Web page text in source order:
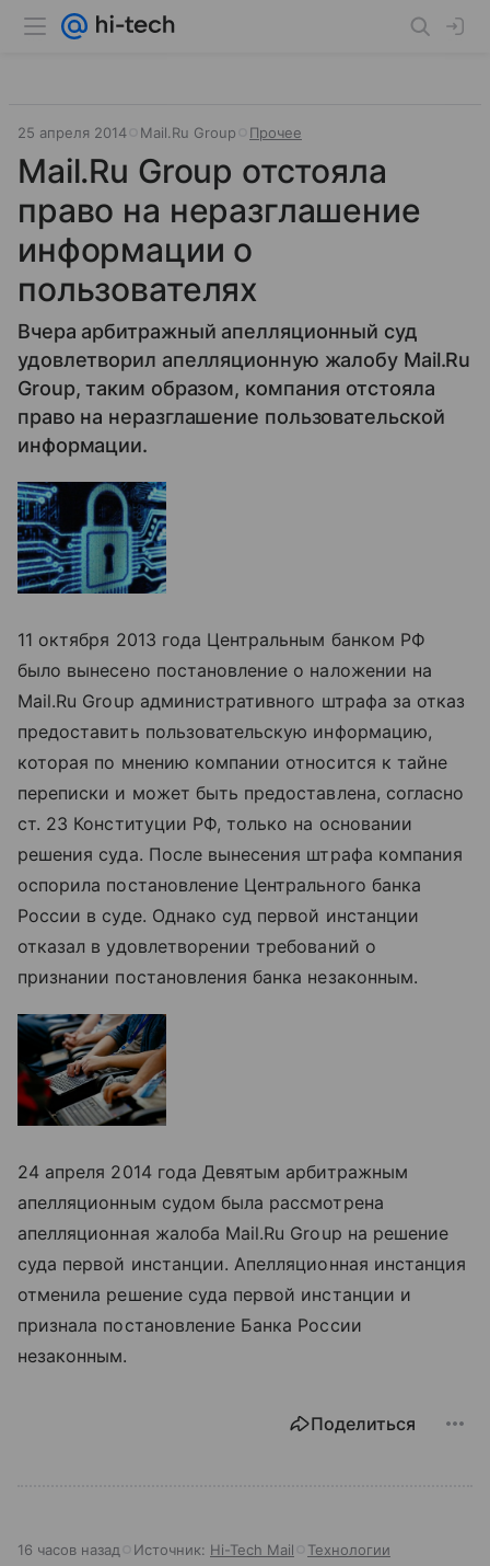
25 апреля 2014 Mail.Ru Group Прочее
Mail.Ru Group отстояла
право на неразглашение
информации о
пользователях
Вчера арбитражный апелляционный суд
удовлетворил апелляционную жалобу Mail.Ru
Group, таким образом, компания отстояла
право на неразглашение пользовательской
информации.
11 октября 2013 года Центральным банком РФ
было вынесено постановление о наложении на
Mail.Ru Group административного штрафа за отказ
предоставить пользовательскую информацию,
которая по мнению компании относится к тайне
переписки и может быть предоставлена, согласно
ст. 23 Конституции РФ, только на основании
решения суда. После вынесения штрафа компания
оспорила постановление Центрального банка
России в суде. Однако суд первой инстанции
отказал в удовлетворении требований о
признании постановления банка незаконным.
24 апреля 2014 года Девятым арбитражным
апелляционным судом была рассмотрена
апелляционная жалоба Mail.Ru Group на решение
суда первой инстанции. Апелляционная инстанция
отменила решение суда первой инстанции и
признала постановление Банка России
незаконным.
Поделиться
16 часов назад Источник: Hi-Tech Mail Технологии